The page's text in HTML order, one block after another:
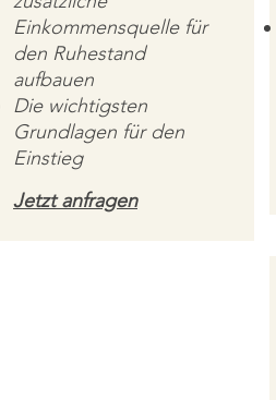
Einkommensquelle für
den Ruhestand
aufbauen
Die wichtigsten
Grundlagen für den
Einstieg
Jetzt anfragen